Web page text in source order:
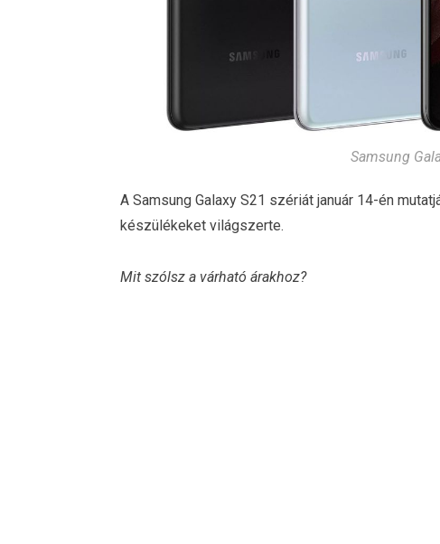
Samsung
A Samsung Galaxy S21 szériát január 14-én
készülékeket világszerte.
Mit szólsz a várható árakhoz?